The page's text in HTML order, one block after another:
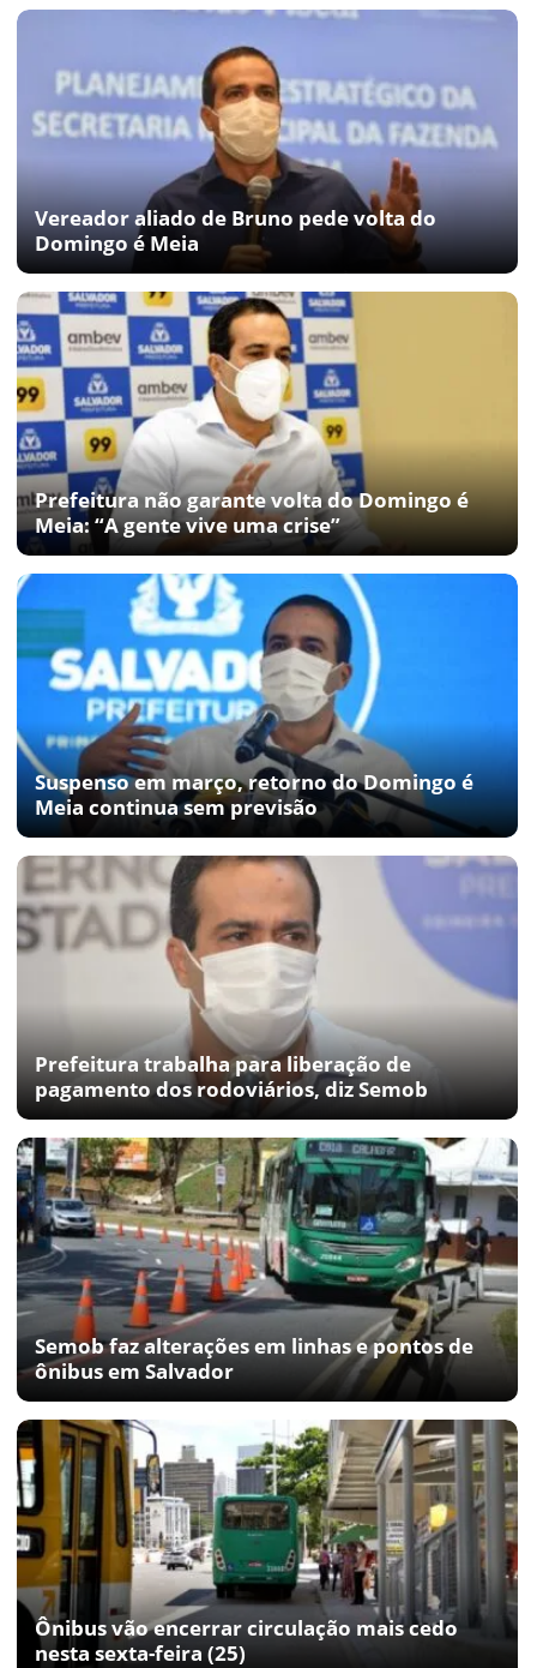
Vereador aliado de Bruno pede volta do
Domingo é Meia
Prefeitura não garante volta do Domingo é
Meia: “A gente vive uma crise”
Suspenso em março, retorno do Domingo é
Meia continua sem previsão
Prefeitura trabalha para liberação de
pagamento dos rodoviários, diz Semob
Semob faz alterações em linhas e pontos de
ônibus em Salvador
Ônibus vão encerrar circulação mais cedo
nesta sexta-feira (25)